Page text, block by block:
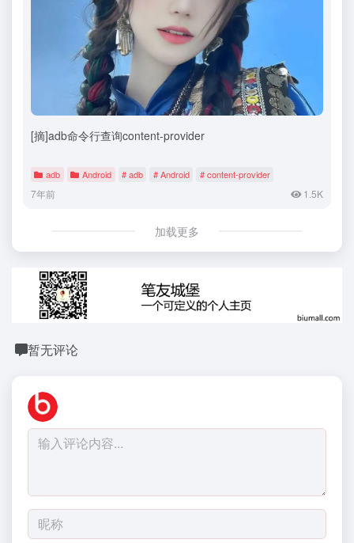
[摘]adb命令行查询content-provider
adb Android # adb # Android # content-provider
7年前 1.5K
加载更多
暂无评论